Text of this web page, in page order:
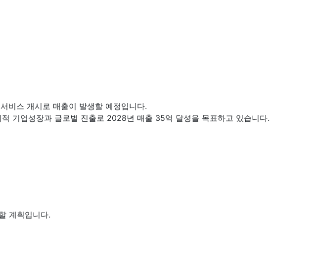
비스 개시로 매출이 발생할 예정입니다.
기업성장과 글로벌 진출로 2028년 매출 35억 달성을 목표하고 있습니다.
계획입니다.